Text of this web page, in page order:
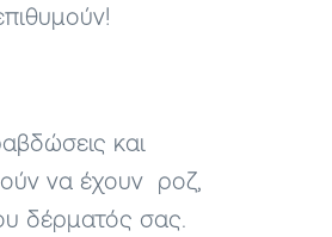
και
να έχουν ροζ,
δέρματός σας.